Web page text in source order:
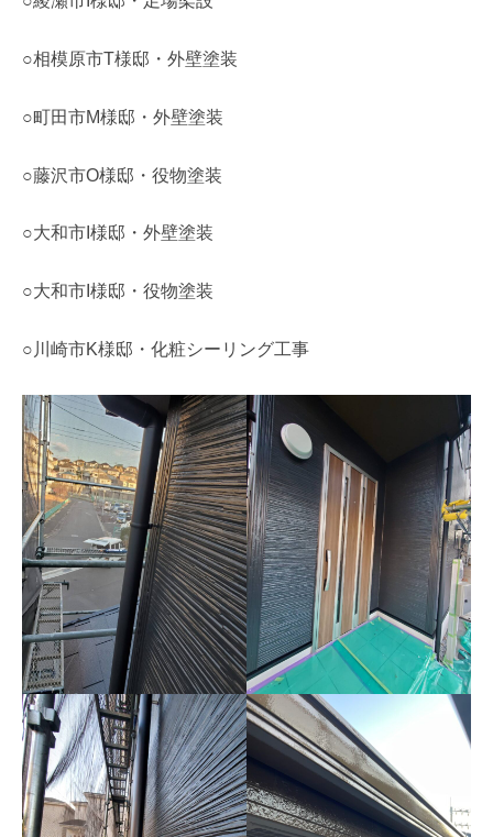
○相模原市T様邸・外壁塗装
○町田市M様邸・外壁塗装
○藤沢市O様邸・役物塗装
○大和市I様邸・外壁塗装
○大和市I様邸・役物塗装
○川崎市K様邸・化粧シーリング工事